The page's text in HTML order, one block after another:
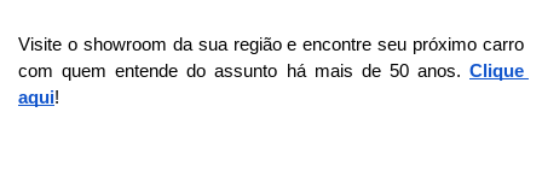
Visite o showroom da sua região e encontre seu próximo carro
com quem entende do assunto há mais de 50 anos. Clique
aqui!